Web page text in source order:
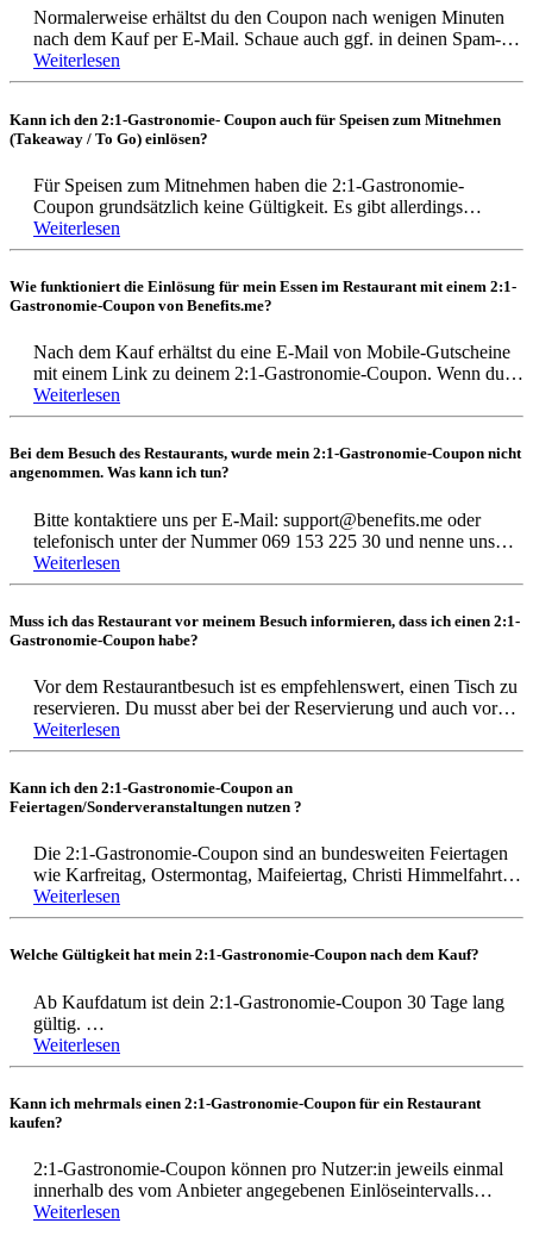
Normalerweise erhältst du den Coupon nach wenigen Minuten
nach dem Kauf per E-Mail. Schaue auch ggf. in deinen Spam-
Ordner. Tipp: Um sicherzugehen, dass die E-Mail ankommt, gib
am besten immer deine private E-Mail-Adresse bei der
Falls du die E-Mail nicht finden kannst, melde dich bei unserem
telefonisch unter 069 153225-30 (08:30- 18:00 Uhr).
Weiterlesen
Kann ich den 2:1-Gastronomie- Coupon auch für Speisen zum Mitnehmen
(Takeaway / To Go) einlösen?
Für Speisen zum Mitnehmen haben die 2:1-Gastronomie-
Coupon grundsätzlich keine Gültigkeit. Es gibt allerdings
Ausnahmen: Bei Schnellrestaurants können Speisen
mitgenommen werden. Wir empfehlen, beim Restaurant vorab
hier:
https://mobile-gutscheine.de/einloeseregeln
Weiterlesen
Wie funktioniert die Einlösung für mein Essen im Restaurant mit einem 2:1-
Gastronomie-Coupon von Benefits.me?
Nach dem Kauf erhältst du eine E-Mail von Mobile-Gutscheine
mit einem Link zu deinem 2:1-Gastronomie-Coupon. Wenn du
vor Ort im Restaurant/Lokal bist, rufe diesen Link auf und zeige
den 2:1-Gastronomie-Coupon vor. Der Anbieter des Coupons
Die Coupon Regeln findest du hier:
https://mobile-gutscheine.de/einloeseregeln
Weiterlesen
Bei dem Besuch des Restaurants, wurde mein 2:1-Gastronomie-Coupon nicht
angenommen. Was kann ich tun?
Bitte kontaktiere uns per E-Mail: support@benefits.me oder
telefonisch unter der Nummer 069 153 225 30 und nenne uns
den Namen des Restaurants und deine E-Mailadresse mit der du
die Bestellung abgeschlossen hast.
du erhältst selbstverständlich den Betrag von dem Anbieter
Mobile Gutscheine erstattet.
Weiterlesen
Muss ich das Restaurant vor meinem Besuch informieren, dass ich einen 2:1-
Gastronomie-Coupon habe?
Vor dem Restaurantbesuch ist es empfehlenswert, einen Tisch zu
reservieren. Du musst aber bei der Reservierung und auch vor
der Bezahlung nicht dem Restaurant mitteilen, dass du einen 2:1-
Gastronomie-Coupon besitzt.
Die Coupon Regeln zur Einlösung findest du hier:
https://mobile-gutscheine.de/einloeseregeln
Weiterlesen
Kann ich den 2:1-Gastronomie-Coupon an
Feiertagen/Sonderveranstaltungen nutzen ?
Die 2:1-Gastronomie-Coupon sind an bundesweiten Feiertagen
wie Karfreitag, Ostermontag, Maifeiertag, Christi Himmelfahrt,
Pfingstmontag, Tag der deutschen Einheit sowie an
bundeslandspezifischen Feiertagen bezogen auf den Standort des
Ostersonntag, Pfingstsonntag, Muttertag, Valentinstag und in der
Betriebsferien und Ruhetagen des Restaurants.
Die 2:1-Gastronomie-Coupon müssen ebenso bei
Sonderveranstaltungen und geschlossenen Gesellschaften nicht
Die Regeln der Coupon Einlösung findest du hier:
Weiterlesen
Welche Gültigkeit hat mein 2:1-Gastronomie-Coupon nach dem Kauf?
Ab Kaufdatum ist dein 2:1-Gastronomie-Coupon 30 Tage lang
gültig.
Das Gültigkeitsdatum ist auf dem 2:1-Gastronomie-Coupon
Eine Verlängerung des 2:1-Gastronomie-Coupon ist nicht
möglich. Die Coupons sind nicht personalisiert, daher hast du die
weiterzugeben, solltest du selbst diesen nicht innerhalb von 30
Tagen einlösen können.
Weiterlesen
Kann ich mehrmals einen 2:1-Gastronomie-Coupon für ein Restaurant
kaufen?
2:1-Gastronomie-Coupon können pro Nutzer:in jeweils einmal
innerhalb des vom Anbieter angegebenen Einlöseintervalls
eingelöst werden (meist 365 Tage).
Weiterlesen